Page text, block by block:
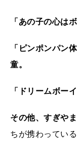
「 あの子の心は
「ピンポンパン
童。
「ドリームボー
その他、すぎや
ちが携わっている